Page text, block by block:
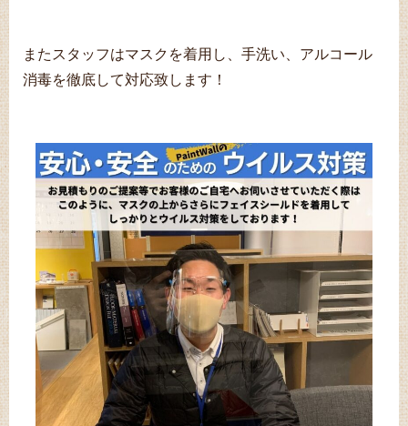
またスタッフはマスクを着用し、手洗い、アルコール
消毒を徹底して対応致します！